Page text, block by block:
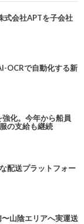
式会社APTを子会社
OCRで自動化する新
化。今年から船員
の支給も継続
配送プラットフォー
山陰エリアへ実運送